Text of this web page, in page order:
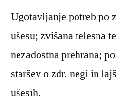
Ugotavljanje potreb po
ušesu; zvišana telesna
nezadostna prehrana;
staršev o zdr. negi in
ušesih.